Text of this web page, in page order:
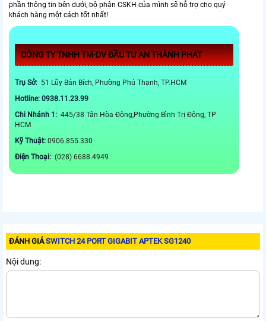
phần thông tin bên dưới, bộ phận CSKH của mình sẽ hỗ trợ cho quý
khách hàng một cách tốt nhất!
CÔNG TY TNHH TM-DV ĐẦU TƯ AN THÀNH PHÁT
Trụ Sở: 51 Lũy Bán Bích, Phường Phú Thạnh, TP.HCM
Hotline: 0938.11.23.99
Chi Nhánh 1: 445/38 Tân Hòa Đông,Phường Bình Trị Đông, TP
HCM
Kỹ Thuật: 0906.855.330
Điện Thoại: (028) 6688.4949
ĐÁNH GIÁSWITCH 24 PORT GIGABIT APTEK SG1240
Nội dung: